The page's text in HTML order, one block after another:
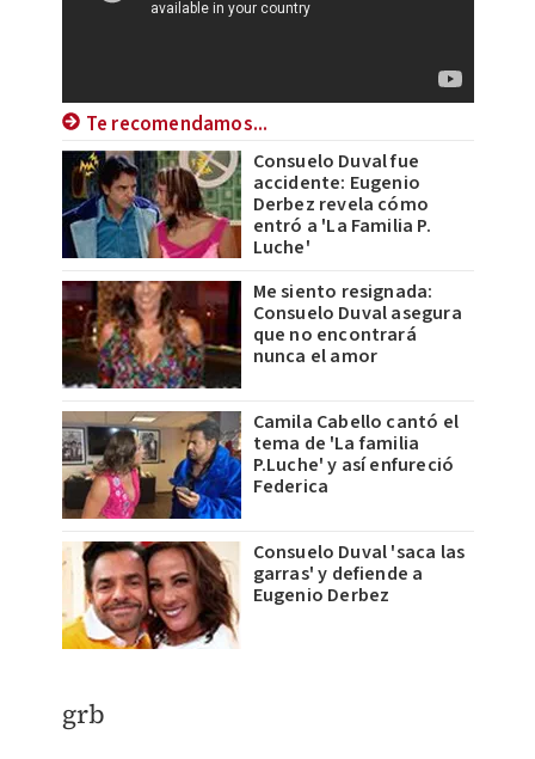
Te recomendamos...
Consuelo Duval fue
accidente: Eugenio
Derbez revela cómo
entró a 'La Familia P.
Luche'
Me siento resignada:
Consuelo Duval asegura
que no encontrará
nunca el amor
Camila Cabello cantó el
tema de 'La familia
P.Luche' y así enfureció
Federica
Consuelo Duval 'saca las
garras' y defiende a
Eugenio Derbez
grb